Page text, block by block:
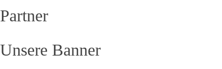
Partner
Unsere Banner